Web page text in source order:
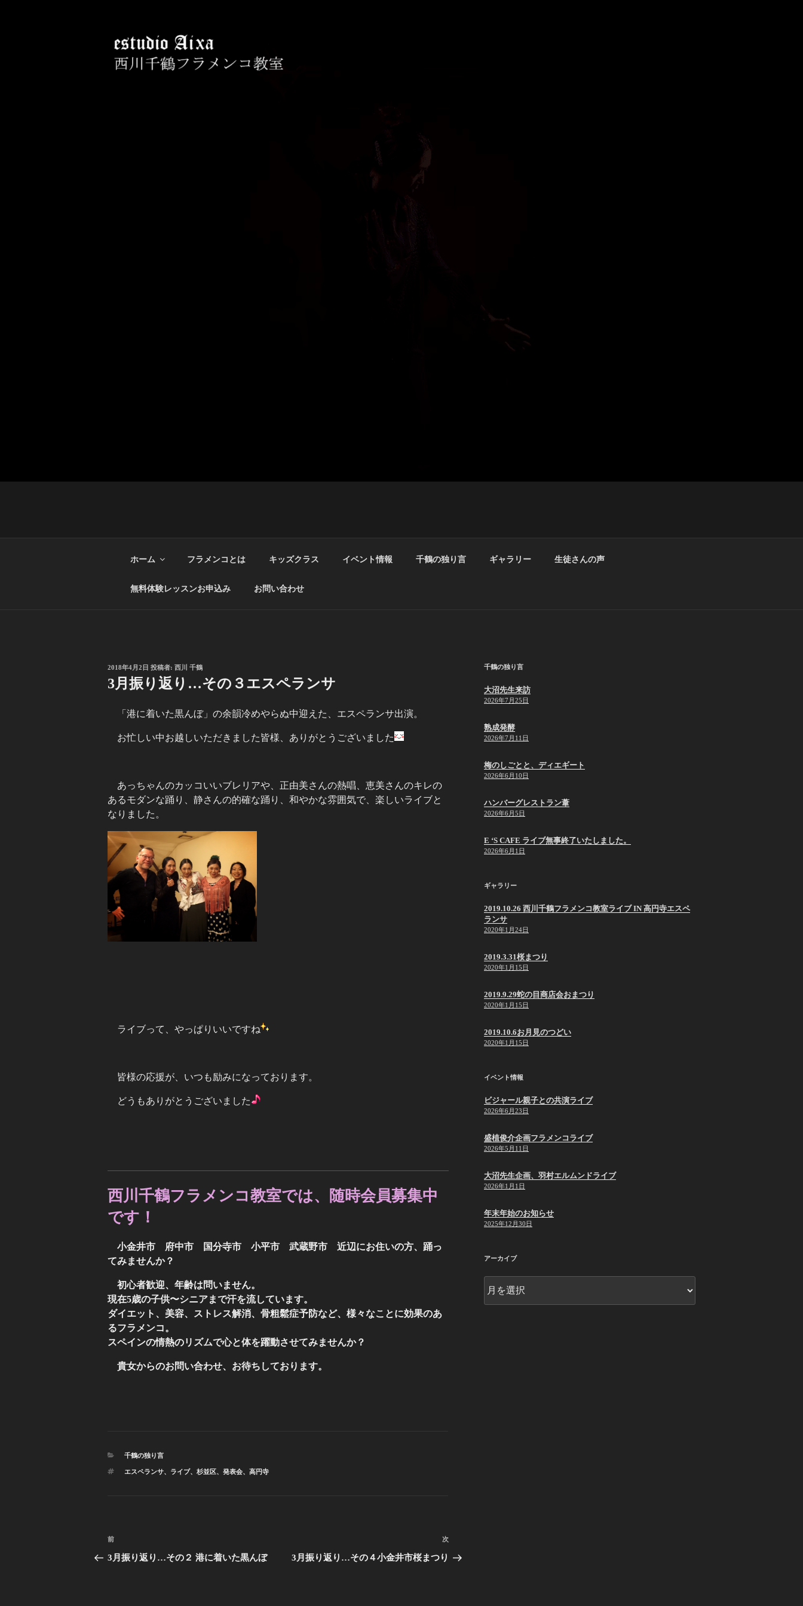
ホーム フラメンコとは キッズクラス イベント情報 千鶴の独り言 ギャラリー 生徒さんの声
無料体験レッスンお申込み お問い合わせ
投
日:
2018年4月2日 投稿者: 西川 千鶴
3月振り返り…その３エスペランサ
「港に着いた黒んぼ」の余韻冷めやらぬ中迎えた、エスペランサ出演。
お忙しい中お越しいただきました皆様、ありがとうございました
あっちゃんのカッコいいブレリアや、正由美さんの熱唱、恵美さんのキレの
あるモダンな踊り、静さんの的確な踊り、和やかな雰囲気で、楽しいライブと
なりました。
ライブって、やっぱりいいですね
皆様の応援が、いつも励みになっております。
どうもありがとうございました
西川千鶴フラメンコ教室では、随時会員募集中
です！
小金井市 府中市 国分寺市 小平市 武蔵野市 近辺にお住いの方、踊っ
てみませんか？
初心者歓迎、年齢は問いません。
現在5歳の子供〜シニアまで汗を流しています。
ダイエット、美容、ストレス解消、骨粗鬆症予防など、様々なことに効果のあ
るフラメンコ。
スペインの情熱のリズムで心と体を躍動させてみませんか？
貴女からのお問い合わせ、お待ちしております。
カ
ゴ
千鶴の独り言
タ
エスペランサ、 ライブ、 杉並区、 発表会、 高円寺
投
稿
前
の
前
3月振り返り…その２ 港に着いた黒んぼ
次
の
次
3月振り返り…その４小金井市桜まつり
千鶴の独り言
大沼先生来訪
2026年7月25日
熟成発酵
2026年7月11日
梅のしごとと、ディエギート
2026年6月10日
ハンバーグレストラン葦
2026年6月5日
E ‘S CAFE ライブ無事終了いたしました。
2026年6月1日
ギャラリー
2019.10.26 西川千鶴フラメンコ教室ライブ IN 高円寺エスペ
ランサ
2020年1月24日
2019.3.31桜まつり
2020年1月15日
2019.9.29蛇の目商店会おまつり
2020年1月15日
2019.10.6お月見のつどい
2020年1月15日
イベント情報
ビジャール親子との共演ライブ
2026年6月23日
盛植俊介企画フラメンコライブ
2026年5月11日
大沼先生企画、羽村エルムンドライブ
2026年1月1日
年末年始のお知らせ
2025年12月30日
アーカイブ
ー